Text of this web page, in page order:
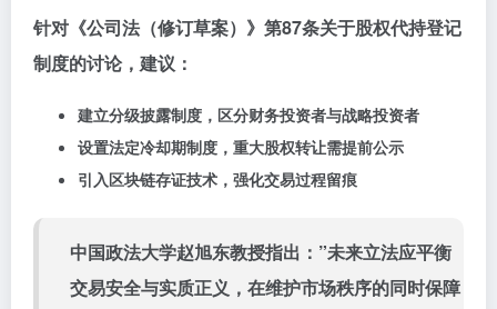
针对《公司法（修订草案）》第87条关于股权代持登记
制度的讨论，建议：
建立分级披露制度，区分财务投资者与战略投资者
设置法定冷却期制度，重大股权转让需提前公示
引入区块链存证技术，强化交易过程留痕
中国政法大学赵旭东教授指出：”未来立法应平衡
交易安全与实质正义，在维护市场秩序的同时保障